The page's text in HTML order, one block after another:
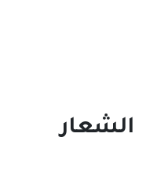
الشعار